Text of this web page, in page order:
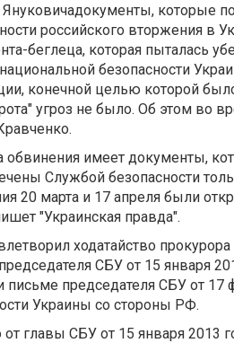
Януковичадокументы, которые
российского вторжения в
беглеца, которая пыталась
безопасности
конечной целью которой
угроз не было. Об этом во
обвинения имеет документы,
Службой безопасности
20 марта и 17 апреля были
"Украинская правда".
ходатайство
СБУ от 15 января
письме председателя СБУ от 17
Украины со стороны РФ.
главы СБУ от 15 января 2013